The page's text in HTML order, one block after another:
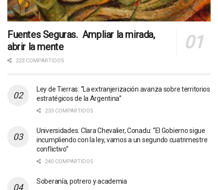
Fuentes Seguras. Ampliar la mirada,
abrir la mente
223 COMPARTIDOS
Ley de Tierras: “La extranjerización avanza sobre territorios
estratégicos de la Argentina”
233 COMPARTIDOS
Universidades. Clara Chevalier, Conadu: “El Gobierno sigue
incumpliendo con la ley, vamos a un segundo cuatrimestre
conflictivo”
240 COMPARTIDOS
Soberanía, potrero y academia